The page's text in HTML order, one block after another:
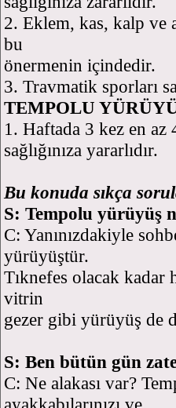
2. Eklem, kas, kalp ve
bu
önermenin içindedir.
3. Travmatik sporları
TEMPOLU
1. Haftada 3 kez en
sağlığınıza yararlıdır.
Bu konuda sıkça
S: Tempolu yürüyüş
C: Yanınızdakiyle
yürüyüştür.
Tıknefes olacak kadar
vitrin
gezer gibi yürüyüş de
S: Ben bütün gün
C: Ne alakası var?